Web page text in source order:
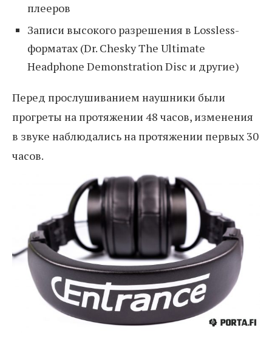
плееров
Записи высокого разрешения в Lossless-
форматах (Dr. Chesky The Ultimate
Headphone Demonstration Disc и другие)
Перед прослушиванием наушники были
прогреты на протяжении 48 часов, изменения
в звуке наблюдались на протяжении первых 30
часов.